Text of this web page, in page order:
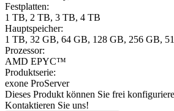
Festplatten:
1 TB, 2 TB, 3 TB, 4 TB
Hauptspeicher:
1 TB, 32 GB, 64 GB, 128 GB, 256 GB,
Prozessor:
AMD EPYC™
Produktserie:
exone ProServer
Dieses Produkt können Sie frei
Kontaktieren Sie uns!